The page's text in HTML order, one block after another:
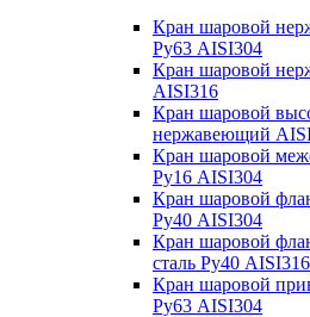
Кран шаровой
Ру63 AISI304
Кран шаровой
AISI316
Кран шаровой
нержавеющий
Кран шаровой
Ру16 AISI304
Кран шаровой
Ру40 AISI304
Кран шаровой
сталь Ру40 AISI316
Кран шаровой
Ру63 AISI304